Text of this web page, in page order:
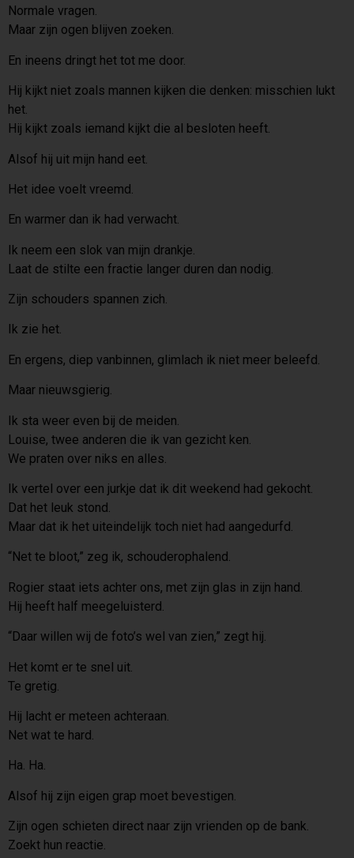
Normale vragen.
Maar zijn ogen blijven zoeken.
En ineens dringt het tot me door.
Hij kijkt niet zoals mannen kijken die denken: misschien lukt
het.
Hij kijkt zoals iemand kijkt die al besloten heeft.
Alsof hij uit mijn hand eet.
Het idee voelt vreemd.
En warmer dan ik had verwacht.
Ik neem een slok van mijn drankje.
Laat de stilte een fractie langer duren dan nodig.
Zijn schouders spannen zich.
Ik zie het.
En ergens, diep vanbinnen, glimlach ik niet meer beleefd.
Maar nieuwsgierig.
Ik sta weer even bij de meiden.
Louise, twee anderen die ik van gezicht ken.
We praten over niks en alles.
Ik vertel over een jurkje dat ik dit weekend had gekocht.
Dat het leuk stond.
Maar dat ik het uiteindelijk toch niet had aangedurfd.
“Net te bloot,” zeg ik, schouderophalend.
Rogier staat iets achter ons, met zijn glas in zijn hand.
Hij heeft half meegeluisterd.
“Daar willen wij de foto’s wel van zien,” zegt hij.
Het komt er te snel uit.
Te gretig.
Hij lacht er meteen achteraan.
Net wat te hard.
Ha. Ha.
Alsof hij zijn eigen grap moet bevestigen.
Zijn ogen schieten direct naar zijn vrienden op de bank.
Zoekt hun reactie.